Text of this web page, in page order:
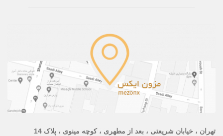
تهران ، خیابان شریعتی ، بعد از مطهری ، کوچه مینوی ، پلاک 14